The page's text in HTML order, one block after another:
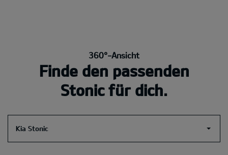
360°-Ansicht
Finde den passenden
Stonic für dich.
Kia Stonic